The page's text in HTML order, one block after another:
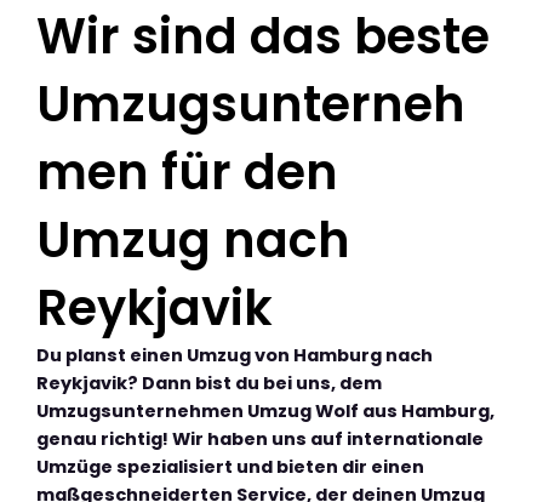
Wir sind das beste
Umzugsunterneh
men für den
Umzug nach
Reykjavik
Du planst einen Umzug von Hamburg nach
Reykjavik? Dann bist du bei uns, dem
Umzugsunternehmen Umzug Wolf aus Hamburg,
genau richtig! Wir haben uns auf internationale
Umzüge spezialisiert und bieten dir einen
maßgeschneiderten Service, der deinen Umzug